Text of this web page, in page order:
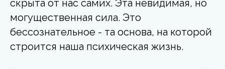
скрыта от нас самих. Эта невидимая, но
могущественная сила. Это
бессознательное - та основа, на которой
строится наша психическая жизнь.